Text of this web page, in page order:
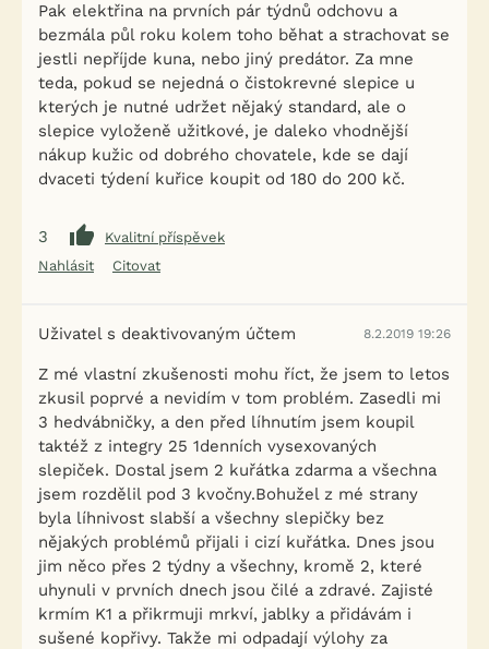
Pak elektřina na prvních pár týdnů odchovu a
bezmála půl roku kolem toho běhat a strachovat se
jestli nepříjde kuna, nebo jiný predátor. Za mne
teda, pokud se nejedná o čistokrevné slepice u
kterých je nutné udržet nějaký standard, ale o
slepice vyloženě užitkové, je daleko vhodnější
nákup kužic od dobrého chovatele, kde se dají
dvaceti týdení kuřice koupit od 180 do 200 kč.
3
Kvalitní příspěvek
Nahlásit
Citovat
Uživatel s deaktivovaným účtem 8.2.2019 19:26
Z mé vlastní zkušenosti mohu říct, že jsem to letos
zkusil poprvé a nevidím v tom problém. Zasedli mi
3 hedvábničky, a den před líhnutím jsem koupil
taktéž z integry 25 1denních vysexovaných
slepiček. Dostal jsem 2 kuřátka zdarma a všechna
jsem rozdělil pod 3 kvočny.Bohužel z mé strany
byla líhnivost slabší a všechny slepičky bez
nějakých problémů přijali i cizí kuřátka. Dnes jsou
jim něco přes 2 týdny a všechny, kromě 2, které
uhynuli v prvních dnech jsou čilé a zdravé. Zajisté
krmím K1 a přikrmuji mrkví, jablky a přidávám i
sušené kopřivy. Takže mi odpadají výlohy za